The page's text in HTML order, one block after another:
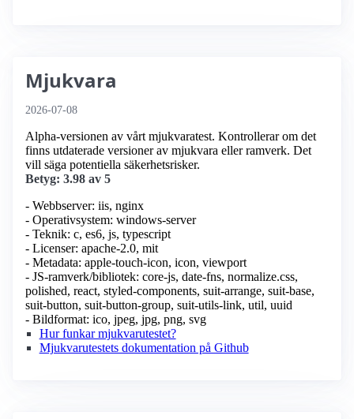
Mjukvara
2026-07-08
Alpha-versionen av vårt mjukvaratest. Kontrollerar om det
finns utdaterade versioner av mjukvara eller ramverk. Det
vill säga potentiella säkerhetsrisker.
Betyg: 3.98 av 5
- Webbserver: iis, nginx
- Operativsystem: windows-server
- Teknik: c, es6, js, typescript
- Licenser: apache-2.0, mit
- Metadata: apple-touch-icon, icon, viewport
- JS-ramverk/bibliotek: core-js, date-fns, normalize.css,
polished, react, styled-components, suit-arrange, suit-base,
suit-button, suit-button-group, suit-utils-link, util, uuid
- Bildformat: ico, jpeg, jpg, png, svg
Hur funkar mjukvarutestet?
Mjukvarutestets dokumentation på Github